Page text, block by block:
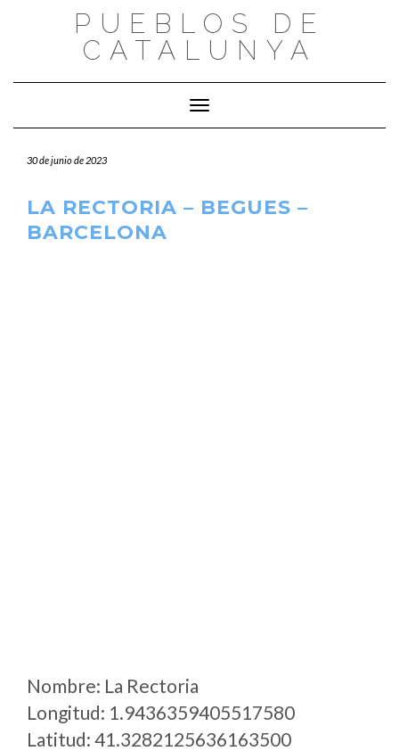
PUEBLOS DE
CATALUNYA
Cambiar modo de navegación
30 de junio de 2023
LA RECTORIA – BEGUES –
BARCELONA
Nombre: La Rectoria
Longitud: 1.9436359405517580
Latitud: 41.3282125636163500